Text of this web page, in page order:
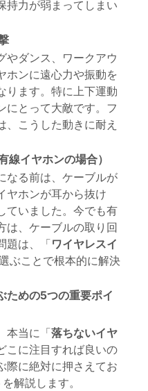
持力が弱まってしまい
やダンス、ワークアウ
ホンに遠心力や振動を
ります。特に上下運動
にとって大敵です。フ
、こうした動きに耐え
線イヤホンの場合）
なる前は、ケーブルが
ヤホンが耳から抜け
ていました。今でも有
は、ケーブルの取り回
題は、「ワイヤレスイ
ぶことで根本的に解決
ための5つの重要ポイ
本当に「落ちないイヤ
こに注目すれば良いの
際に絶対に押さえてお
解説します。